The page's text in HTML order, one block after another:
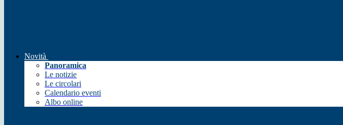
Novità
Panoramica
Le notizie
Le circolari
Calendario eventi
Albo online